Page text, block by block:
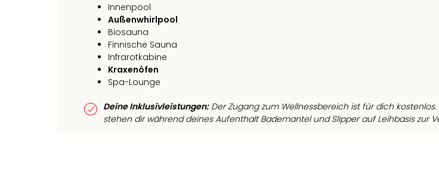
Innenpool
Außenwhirlpool
Biosauna
Finnische Sauna
Infrarotkabine
Kraxenöfen
Spa-Lounge
Deine Inklusivleistungen:Der Zugang zum Wellnessbereich ist für dich
stehen dir während deines Aufenthalt Bademantel und Slipper auf Leihbasis zur